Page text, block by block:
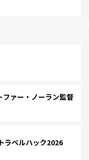
ァー・ノーラン監督
ベルハック2026